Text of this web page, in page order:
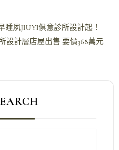
睡夙JIUYI俱意診所設計起！
設計層店屋出售 要價368萬元